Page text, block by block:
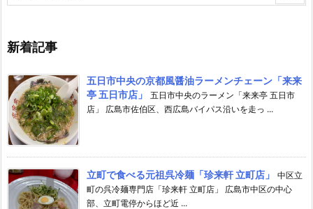
新着記事
五日市中央の京都風醤油ラーメンチェーン「来来
亭 五日市店」
五日市中央のラーメン「来来亭 五日市
店」 広島市佐伯区、西広島バイパス沿いを走っ ...
立町で食べる元祖呉冷麺「珍来軒 立町店」
中区立
町の呉冷麺専門店「珍来軒 立町店」 広島市中区の中心
部、立町電停からほど近 ...